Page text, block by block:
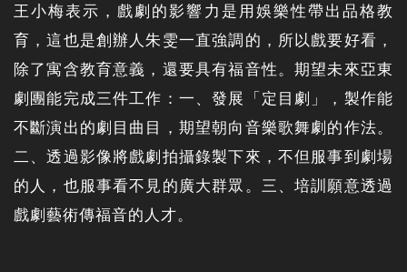
王小梅表示，戲劇的影響力是用娛樂性帶出品格教
育，這也是創辦人朱雯一直強調的，所以戲要好看，
除了寓含教育意義，還要具有福音性。期望未來亞東
劇團能完成三件工作：一、發展「定目劇」，製作能
不斷演出的劇目曲目，期望朝向音樂歌舞劇的作法。
二、透過影像將戲劇拍攝錄製下來，不但服事到劇場
的人，也服事看不見的廣大群眾。三、培訓願意透過
戲劇藝術傳福音的人才。